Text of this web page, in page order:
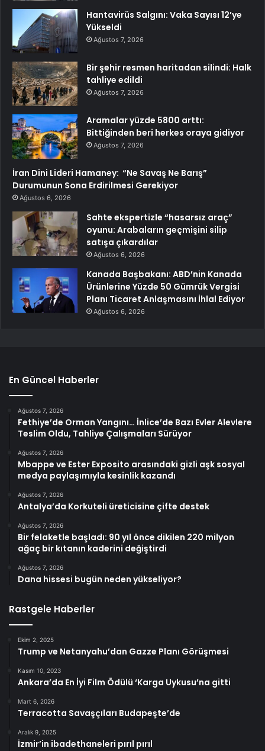
Hantavirüs Salgını: Vaka Sayısı 12’ye
Yükseldi
Ağustos 7, 2026
Bir şehir resmen haritadan silindi: Halk
tahliye edildi
Ağustos 7, 2026
Aramalar yüzde 5800 arttı:
Bittiğinden beri herkes oraya gidiyor
Ağustos 7, 2026
İran Dini Lideri Hamaney: “Ne Savaş Ne Barış”
Durumunun Sona Erdirilmesi Gerekiyor
Ağustos 6, 2026
Sahte ekspertizle “hasarsız araç”
oyunu: Arabaların geçmişini silip
satışa çıkardılar
Ağustos 6, 2026
Kanada Başbakanı: ABD’nin Kanada
Ürünlerine Yüzde 50 Gümrük Vergisi
Planı Ticaret Anlaşmasını İhlal Ediyor
Ağustos 6, 2026
En Güncel Haberler
Ağustos 7, 2026
Fethiye’de Orman Yangını… İnlice’de Bazı Evler Alevlere
Teslim Oldu, Tahliye Çalışmaları Sürüyor
Ağustos 7, 2026
Mbappe ve Ester Exposito arasındaki gizli aşk sosyal
medya paylaşımıyla kesinlik kazandı
Ağustos 7, 2026
Antalya’da Korkuteli üreticisine çifte destek
Ağustos 7, 2026
Bir felaketle başladı: 90 yıl önce dikilen 220 milyon
ağaç bir kıtanın kaderini değiştirdi
Ağustos 7, 2026
Dana hissesi bugün neden yükseliyor?
Rastgele Haberler
Ekim 2, 2025
Trump ve Netanyahu’dan Gazze Planı Görüşmesi
Kasım 10, 2023
Ankara’da En İyi Film Ödülü ‘Karga Uykusu’na gitti
Mart 6, 2026
Terracotta Savaşçıları Budapeşte’de
Aralık 9, 2025
İzmir’in ibadethaneleri pırıl pırıl